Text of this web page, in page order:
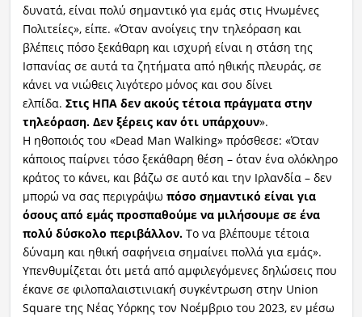
δυνατά, είναι πολύ σημαντικό για εμάς στις Ηνωμένες
Πολιτείες», είπε. «Όταν ανοίγεις την τηλεόραση και
βλέπεις πόσο ξεκάθαρη και ισχυρή είναι η στάση της
Ισπανίας σε αυτά τα ζητήματα από ηθικής πλευράς, σε
κάνει να νιώθεις λιγότερο μόνος και σου δίνει
ελπίδα. Στις ΗΠΑ δεν ακούς τέτοια πράγματα στην
τηλεόραση. Δεν ξέρεις καν ότι υπάρχουν».
Η ηθοποιός του «Dead Man Walking» πρόσθεσε: «Όταν
κάποιος παίρνει τόσο ξεκάθαρη θέση – όταν ένα ολόκληρο
κράτος το κάνει, και βάζω σε αυτό και την Ιρλανδία – δεν
μπορώ να σας περιγράψω πόσο σημαντικό είναι για
όσους από εμάς προσπαθούμε να μιλήσουμε σε ένα
πολύ δύσκολο περιβάλλον. Το να βλέπουμε τέτοια
δύναμη και ηθική σαφήνεια σημαίνει πολλά για εμάς».
Υπενθυμίζεται ότι μετά από αμφιλεγόμενες δηλώσεις που
έκανε σε φιλοπαλαιστινιακή συγκέντρωση στην Union
Square της Νέας Υόρκης τον Νοέμβριο του 2023, εν μέσω